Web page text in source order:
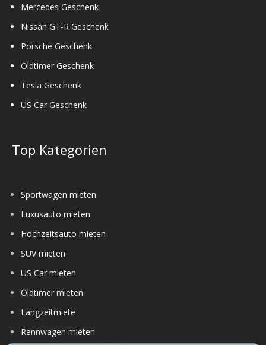
Mercedes Geschenk
Nissan GT-R Geschenk
Porsche Geschenk
Oldtimer Geschenk
Tesla Geschenk
US Car Geschenk
Top Kategorien
Sportwagen mieten
Luxusauto mieten
Hochzeitsauto mieten
SUV mieten
US Car mieten
Oldtimer mieten
Langzeitmiete
Rennwagen mieten